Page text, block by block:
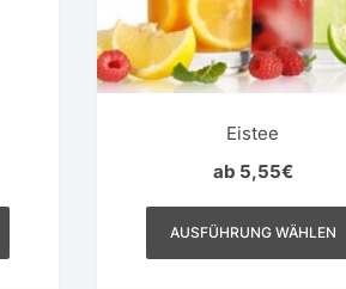
Dieses
weist
Eistee
ab 5,55€
AUSFÜHRUNG WÄHLEN